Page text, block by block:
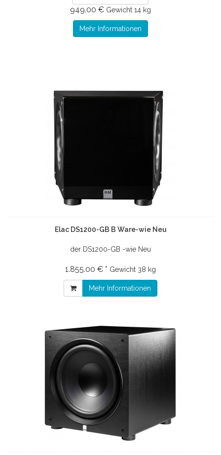
949.00 € Gewicht 14 kg
Mehr Informationen
Elac DS1200-GB B Ware-wie Neu
der DS1200-GB -wie Neu
1.855.00 € * Gewicht 38 kg
Mehr Informationen